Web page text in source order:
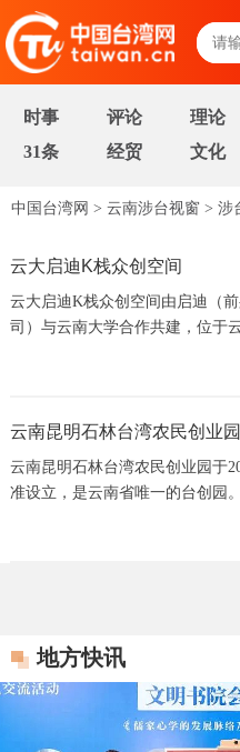
时事 评论 理论
31条
经贸 文化
中国台湾网 > 云南涉台视窗 > 涉
云大启迪K栈众创空间
云大启迪K栈众创空间由启迪（
司）与云南大学合作共建，位于
云南昆明石林台湾农民创业园
云南昆明石林台湾农民创业园于
准设立，是云南省唯一的台创园
地方快讯